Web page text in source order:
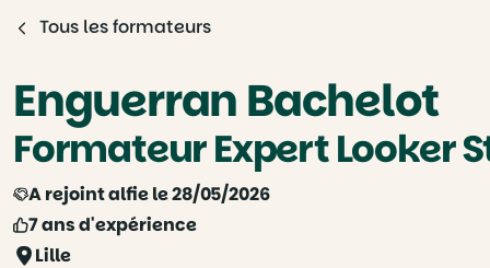
Tous les formateurs
Enguerran Bachelot
Formateur Expert Looker
A rejoint alfie le 28/05/2026
7 ans d'expérience
Lille